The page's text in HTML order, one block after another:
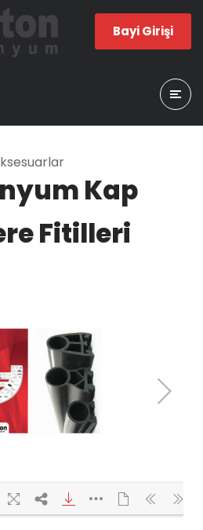
Bayi Girişi
Kap
Fitilleri